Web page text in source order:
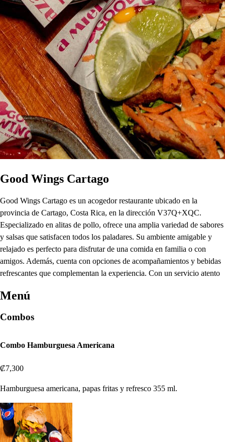
Good Wings Cartago
Good Wings Cartago es un acogedor restaurante ubicado en la
provincia de Cartago, Costa Rica, en la dirección V37Q+XQC.
Especializado en alitas de pollo, ofrece una amplia variedad de sabores
y salsas que satisfacen todos los paladares. Su ambiente amigable y
relajado es perfecto para disfrutar de una comida en familia o con
amigos. Además, cuenta con opciones de acompañamientos y bebidas
refrescantes que complementan la experiencia. Con un servicio atento
Menú
Combos
Combo Hamburguesa Americana
₡7,300
Hamburguesa americana, papas fritas y refresco 355 ml.